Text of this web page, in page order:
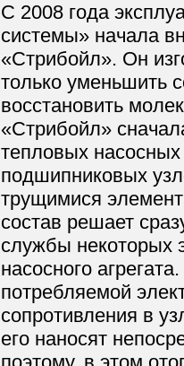
С 2008 года
системы» начала
«Стрибойл». Он
только уменьшить
восстановить
«Стрибойл»
тепловых
подшипниковых
трущимися
состав решает
службы некоторых
насосного
потребляемой
сопротивления в
его наносят